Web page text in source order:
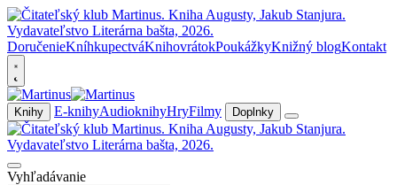
DoručenieKníhkupectváKnihovrátokPoukážkyKnižný blogKontakt
Knihy E-knihyAudioknihyHryFilmy Doplnky
Vyhľadávanie